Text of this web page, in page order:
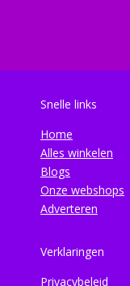
Snelle links
Home
Alles winkelen
Blogs
Onze webshops
Adverteren
Verklaringen
Privacybeleid